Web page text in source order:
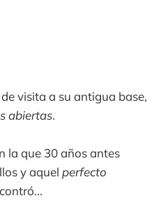
visita a su antigua base,
abiertas.
la que 30 años antes
y aquel perfecto